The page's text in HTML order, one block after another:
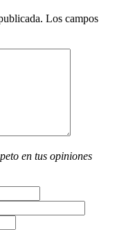
Los campos
en tus opiniones